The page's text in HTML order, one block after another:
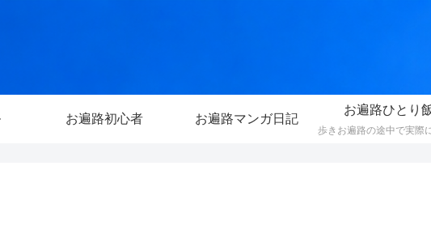
お遍路初心者 お遍路マンガ日記
お遍路ひとり